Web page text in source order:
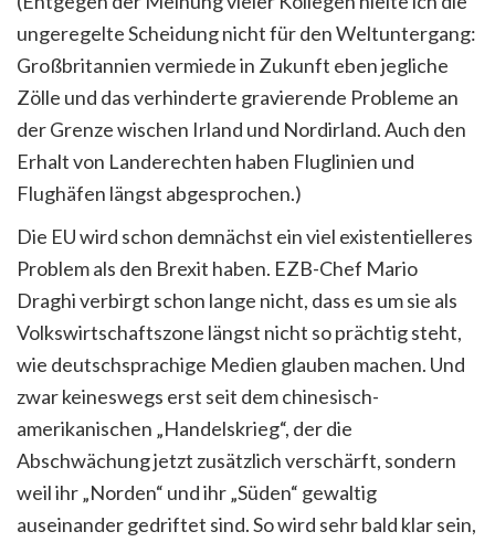
ungeregelte Scheidung nicht für den Weltuntergang:
Großbritannien vermiede in Zukunft eben jegliche
Zölle und das verhinderte gravierende Probleme an
der Grenze wischen Irland und Nordirland. Auch den
Erhalt von Landerechten haben Fluglinien und
Flughäfen längst abgesprochen.)
Die EU wird schon demnächst ein viel existentielleres
Problem als den Brexit haben. EZB-Chef Mario
Draghi verbirgt schon lange nicht, dass es um sie als
Volkswirtschaftszone längst nicht so prächtig steht,
wie deutschsprachige Medien glauben machen. Und
zwar keineswegs erst seit dem chinesisch-
amerikanischen „Handelskrieg“, der die
Abschwächung jetzt zusätzlich verschärft, sondern
weil ihr „Norden“ und ihr „Süden“ gewaltig
auseinander gedriftet sind. So wird sehr bald klar sein,